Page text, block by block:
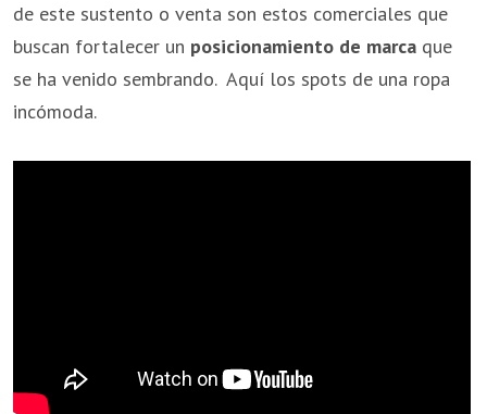
de este sustento o venta son estos comerciales que
buscan fortalecer un posicionamiento de marca que
se ha venido sembrando. Aquí los spots de una ropa
incómoda.